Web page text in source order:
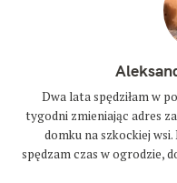
a
Dwa lata spędziłam w
tygodni zmieniając adres
domku na szkockiej
spędzam czas w ogrodzie,